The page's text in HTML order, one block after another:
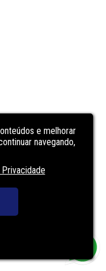
e melhorar
navegando,